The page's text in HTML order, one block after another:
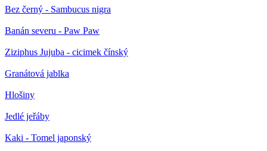
Bez černý - Sambucus nigra
Banán severu - Paw Paw
Ziziphus Jujuba - cicimek čínský
Granátová jablka
Hlošiny
Jedlé jeřáby
Kaki - Tomel japonský